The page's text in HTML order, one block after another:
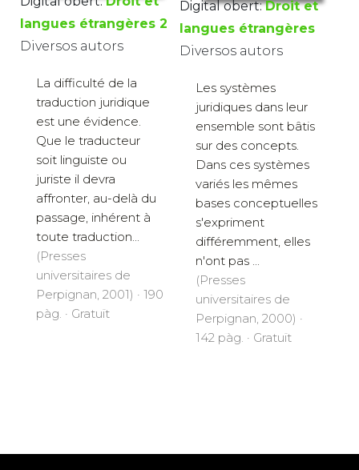
langues étrangères 2
Diversos autors
La difficulté de la
traduction juridique
est une évidence.
Que le traducteur
soit linguiste ou
juriste il devra
affronter, au-delà du
passage, inhérent à
toute traduction...
(Presses
universitaires de
Perpignan, 2001) · 190
pàg. · Gratuït
Digital obert: Droit et
langues étrangères
Diversos autors
Les systèmes
juridiques dans leur
ensemble sont bâtis
sur des concepts.
Dans ces systèmes
variés les mêmes
bases conceptuelles
s'expriment
différemment, elles
n'ont pas ...
(Presses
universitaires de
Perpignan, 2000) ·
142 pàg. · Gratuït